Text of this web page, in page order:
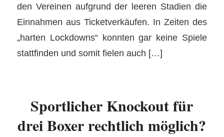
den Vereinen aufgrund der leeren Stadien die
Einnahmen aus Ticketverkäufen. In Zeiten des
„harten Lockdowns“ konnten gar keine Spiele
stattfinden und somit fielen auch […]
Sportlicher Knockout für
drei Boxer rechtlich möglich?